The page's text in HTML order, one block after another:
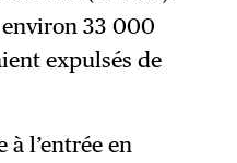
environ 33 000
expulsés de
l’entrée en